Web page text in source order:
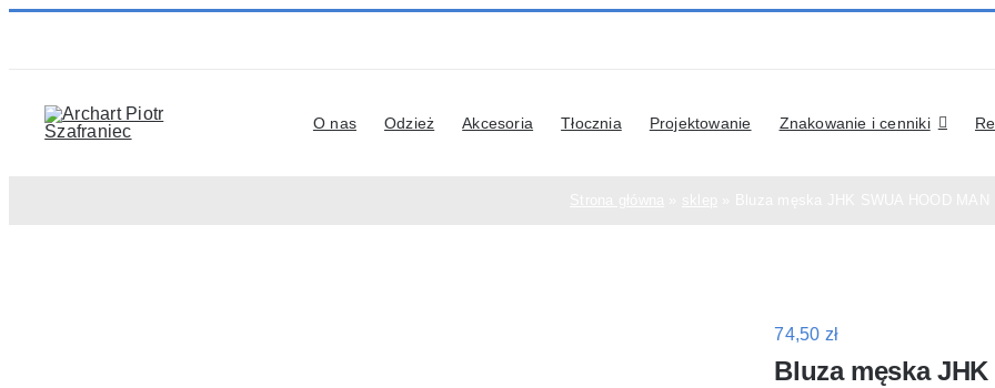
O nas Odzież Akcesoria Tłocznia Projektowanie Znakowanie i cenniki
74,50 zł
Bluza męska JHK